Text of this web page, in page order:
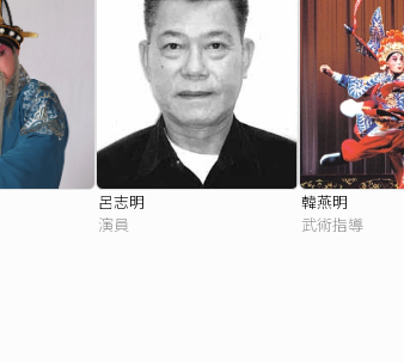
呂志明
演員
韓燕明
武術指導